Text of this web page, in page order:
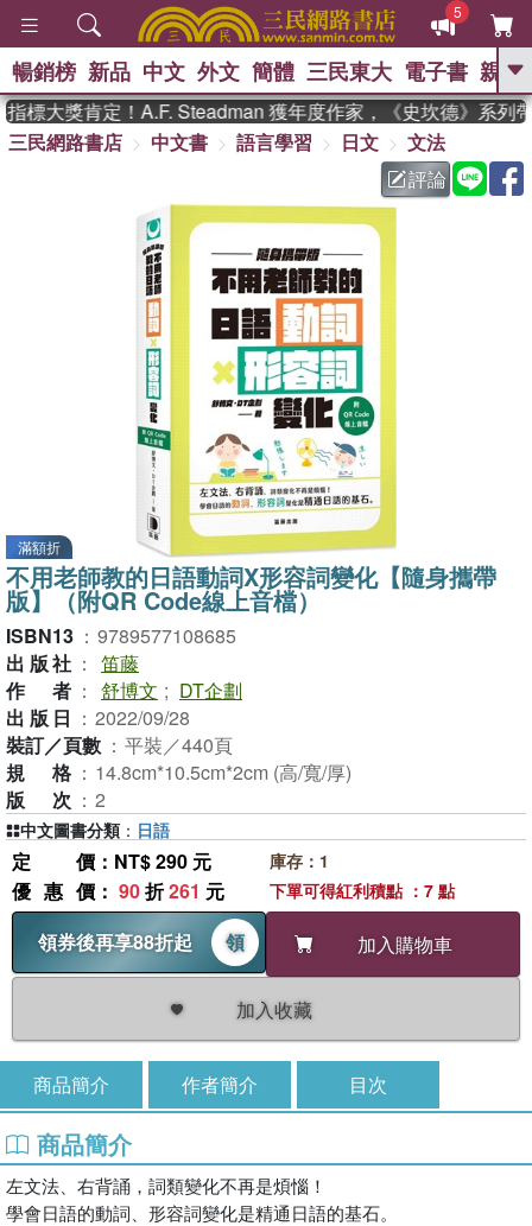
5
GO
熱搜： 東野圭吾 、 高希均教授回憶錄
父親節 、 花開錦
方念華 、 台灣的
李登輝時代 、 數學女孩：黎曼猜想
偉大的迷走神經 、
群喵 、 臺灣漫遊錄
暢銷榜 新品 中文 外文 簡體 三民東大 電子書 親子
大獎肯定！A.F. Steadman 獲年度作家，《史坎德》系列帶
三民網路書店
中文書 語言學習 日文
文法
評論
滿額折
不用老師教的日語動詞X形容詞變化【隨身攜帶
版】（附QR Code線上音檔）
ISBN13 ： 9789577108685
出版社 ： 笛藤
作者 ： 舒博文 ; DT企劃
出版日 ： 2022/09/28
裝訂／頁數 ： 平裝／440頁
規格 ： 14.8cm*10.5cm*2cm (高/寬/厚)
版次 ： 2
定價 ：NT$ 290 元
優惠價 ： 90折261 元
領券後再享88折起
領 加入購物車
加入收藏
庫存：1
下單可得紅利積點 ：7 點
中文圖書分類 ： 日語
商品簡介 作者簡介 目次
商品簡介
左文法、右背誦，詞類變化不再是煩惱！
學會日語的動詞、形容詞變化是精通日語的基石。